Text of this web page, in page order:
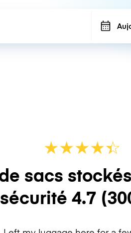
★★★★☆
★
sacs
sécurité 4.7